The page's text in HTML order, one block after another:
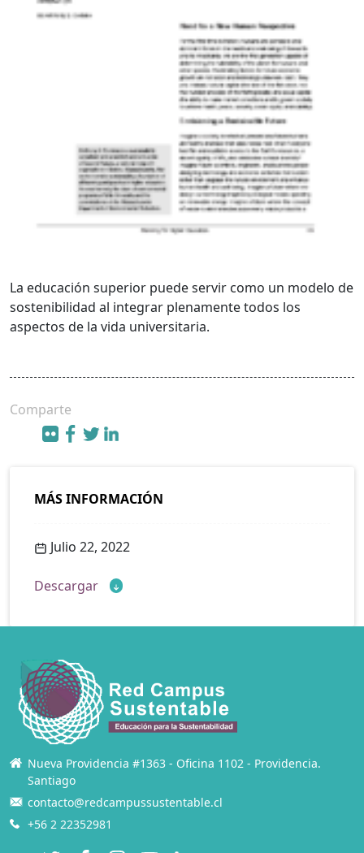
La educación superior puede servir como un modelo de
sostenibilidad al integrar plenamente todos los
aspectos de la vida universitaria.
Comparte
MÁS INFORMACIÓN
Julio 22, 2022
Descargar
Nueva Providencia #1363 - Oficina 1102 - Providencia.
Santiago
contacto@redcampussustentable.cl
+56 2 22352981